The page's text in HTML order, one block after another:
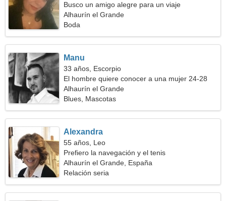
Busco un amigo alegre para un viaje
Alhaurín el Grande
Boda
Manu
33 años, Escorpio
El hombre quiere conocer a una mujer 24-28
Alhaurín el Grande
Blues, Mascotas
Alexandra
55 años, Leo
Prefiero la navegación y el tenis
Alhaurín el Grande, España
Relación seria